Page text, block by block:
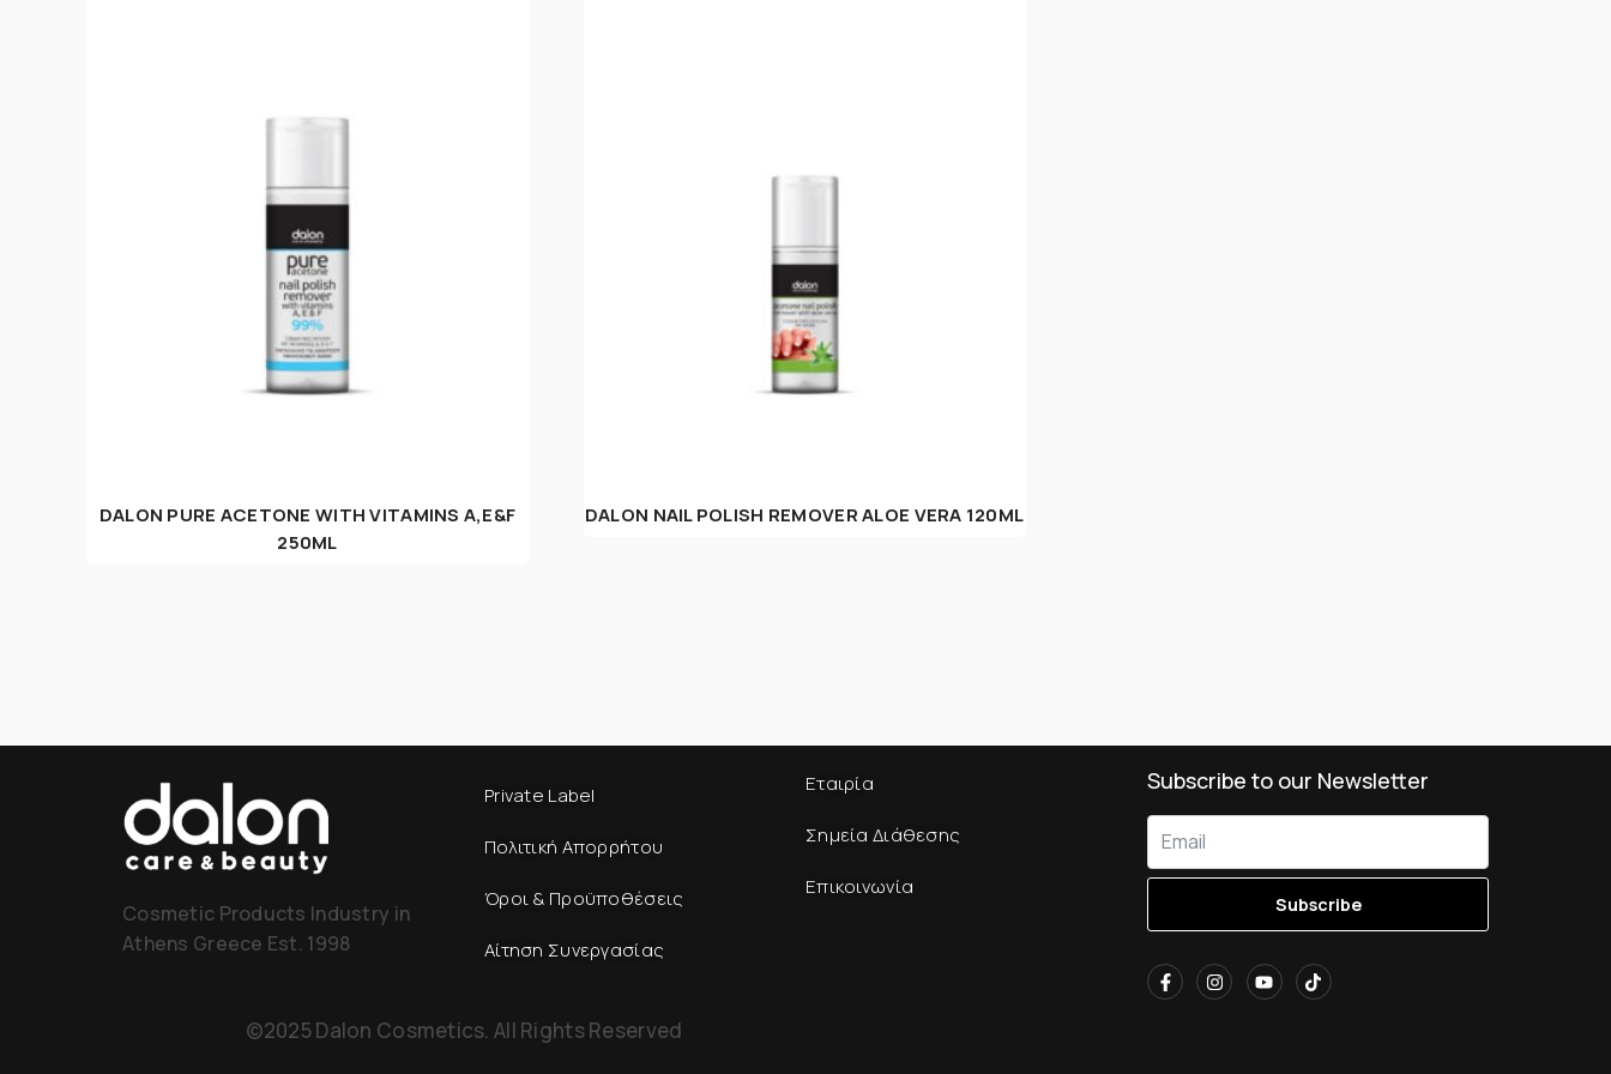
DALON PURE ACETONE WITH VITAMINS A,E&F
250ML
DALON NAIL POLISH REMOVER ALOE VERA 120ML
Cosmetic Products Industry in
Athens Greece Est. 1998
Private Label
Πολιτική Απορρήτου
Όροι & Προϋποθέσεις
Αίτηση Συνεργασίας
Εταιρία
Σημεία Διάθεσης
Επικοινωνία
Subscribe to our Newsletter
Subscribe
©2025 Dalon Cosmetics. All Rights Reserved